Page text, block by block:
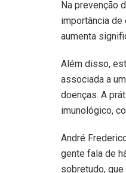
Na prevenção
importância de
aumenta
Além disso,
associada a
doenças. A
imunológico,
André
gente fala de
sobretudo,